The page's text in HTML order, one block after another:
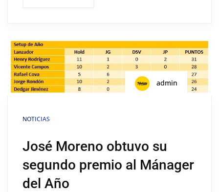
admin
NOTICIAS
José Moreno obtuvo su
segundo premio al Mánager
del Año